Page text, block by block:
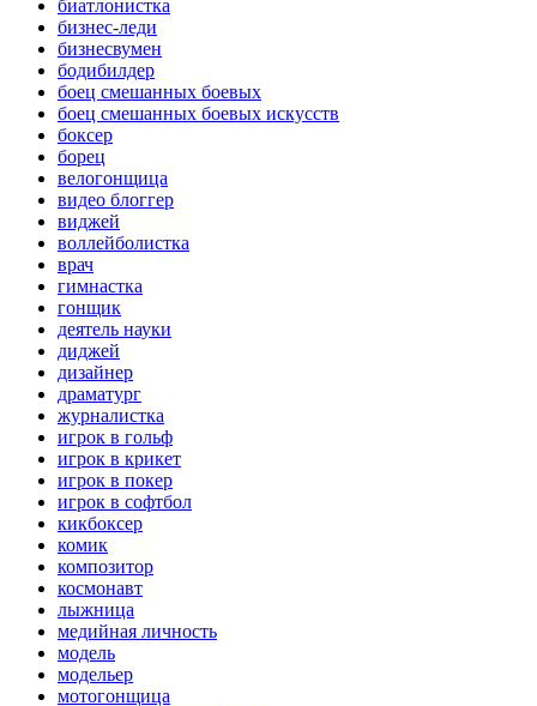
биатлонистка
бизнес-леди
бизнесвумен
бодибилдер
боец смешанных боевых
боец смешанных боевых искусств
боксер
борец
велогонщица
видео блоггер
виджей
воллейболистка
врач
гимнастка
гонщик
деятель науки
диджей
дизайнер
драматург
журналистка
игрок в гольф
игрок в крикет
игрок в покер
игрок в софтбол
кикбоксер
комик
композитор
космонавт
лыжница
медийная личность
модель
модельер
мотогонщица